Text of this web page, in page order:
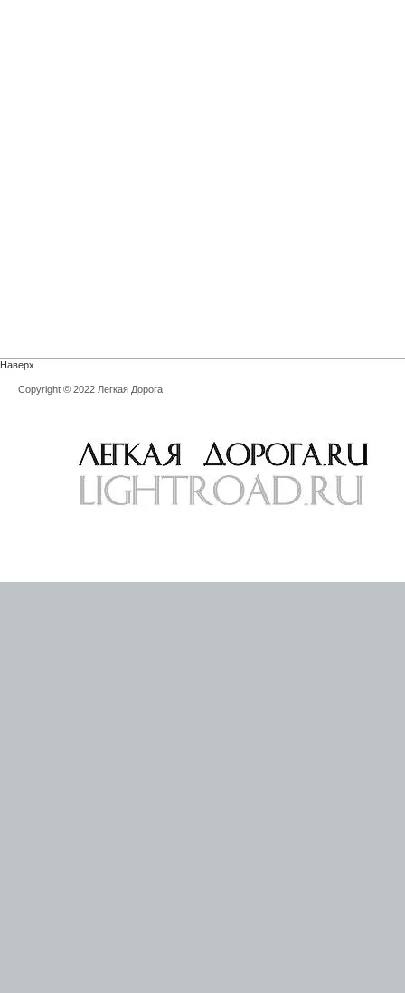
Наверх
Copyright © 2022 Легкая Дорога